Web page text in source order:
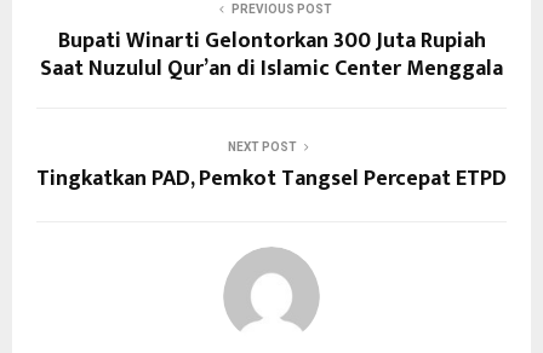
PREVIOUS POST
Bupati Winarti Gelontorkan 300 Juta Rupiah
Saat Nuzulul Qur’an di Islamic Center Menggala
NEXT POST
Tingkatkan PAD, Pemkot Tangsel Percepat ETPD